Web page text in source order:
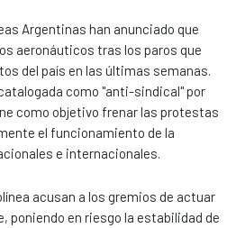
Argentinas han anunciado que
aeronáuticos tras los paros que
del país en las últimas semanas.
como "anti-sindical" por
como objetivo frenar las protestas
el funcionamiento de la
e internacionales.
acusan a los gremios de actuar
poniendo en riesgo la estabilidad de